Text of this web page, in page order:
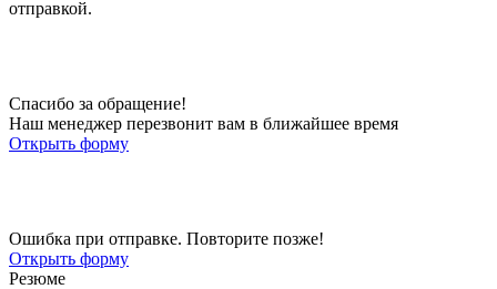
отправкой.
Спасибо за обращение!
Наш менеджер перезвонит вам в ближайшее время
Открыть форму
Ошибка при отправке. Повторите позже!
Открыть форму
Резюме